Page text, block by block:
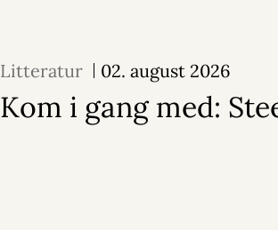
Litteratur 02. august 2026
Kom i gang med: